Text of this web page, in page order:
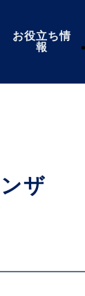
お役立ち情
報
ザ